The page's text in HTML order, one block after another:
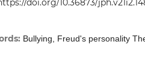
doi.org/10.36873/
Bullying, Freud's personality